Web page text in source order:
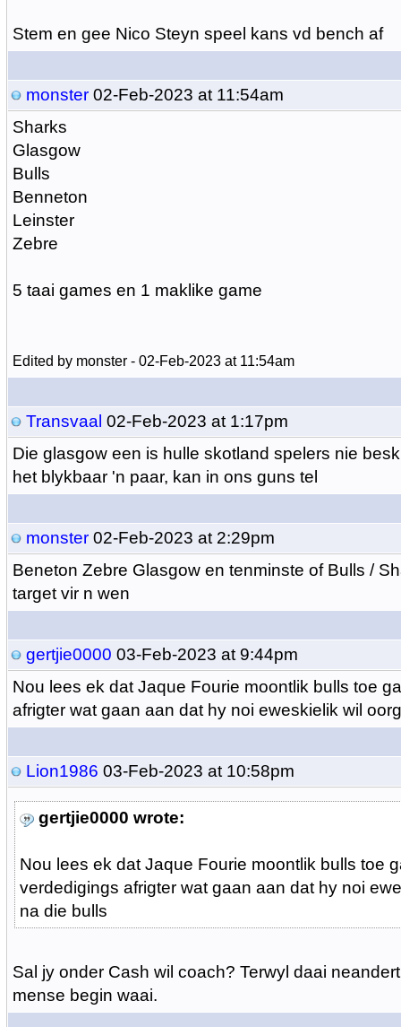
Stem en gee Nico Steyn speel kans vd bench af
monster02-Feb-2023 at 11:54am
Sharks
Glasgow
Bulls
Benneton
Leinster
Zebre
5 taai games en 1 maklike game
Edited by monster - 02-Feb-2023 at 11:54am
Transvaal 02-Feb-2023 at 1:17pm
Die glasgow een is hulle skotland spelers nie
het blykbaar 'n paar, kan in ons guns tel
monster02-Feb-2023 at 2:29pm
Beneton Zebre Glasgow en tenminste of Bulls /
target vir n wen
gertjie0000 03-Feb-2023 at 9:44pm
Nou lees ek dat Jaque Fourie moontlik bulls toe
afrigter wat gaan aan dat hy noi eweskielik wil
Lion1986 03-Feb-2023 at 10:58pm
gertjie0000 wrote:
Nou lees ek dat Jaque Fourie moontlik bulls toe
verdedigings afrigter wat gaan aan dat hy noi
na die bulls
Sal jy onder Cash wil coach? Terwyl daai
mense begin waai.